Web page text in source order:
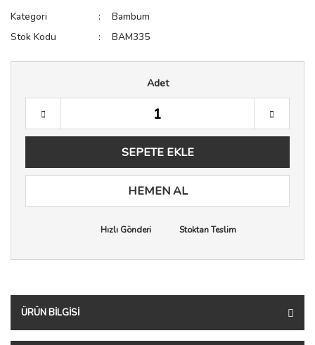
Kategori
Bambum
Stok Kodu
BAM335
Adet
SEPETE EKLE
HEMEN AL
Hızlı Gönderi Stoktan Teslim
ÜRÜN BILGISI